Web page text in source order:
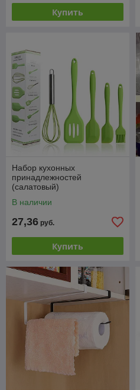
Купить
Набор кухонных
принадлежностей
(салатовый)
В наличии
27,36 руб.
Купить